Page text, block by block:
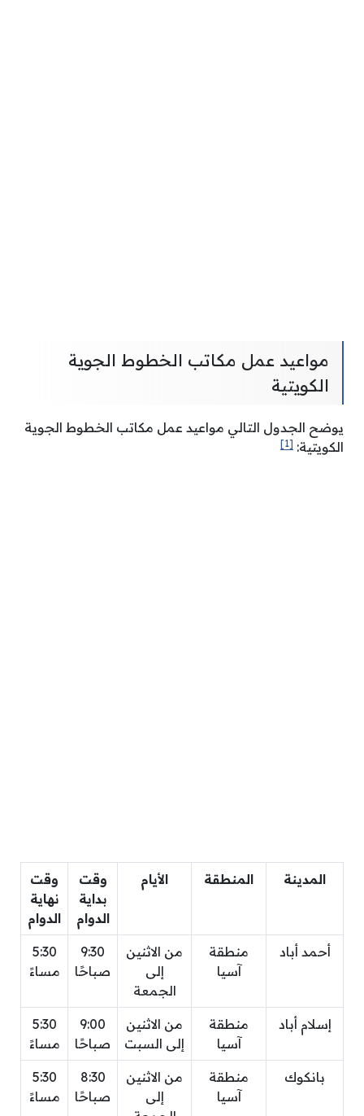
مواعيد عمل مكاتب الخطوط الجوية
الكويتية
يوضح الجدول التالي مواعيد عمل مكاتب الخطوط الجوية
الكويتية: [1]
المدينة المنطقة الأيام
وقت
بداية
الدوام
وقت
نهاية
الدوام
أحمد أباد
منطقة
آسيا
من الاثنين
إلى
الجمعة
9:30
صباحًا
5:30
مساءً
إسلام أباد
منطقة
آسيا
من الاثنين
إلى السبت
9:00
صباحًا
5:30
مساءً
بانكوك
منطقة
آسيا
من الاثنين
إلى
8:30
صباحًا
5:30
مساءً